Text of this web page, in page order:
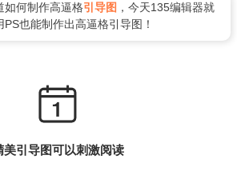
如何制作高逼格引导图 ，今天135编辑器就
也能制作出高逼格引导图！
美引导图可以刺激阅读